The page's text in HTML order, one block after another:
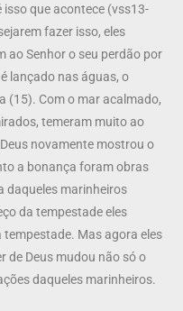
isso que acontece (vss13-
fazer isso, eles
ao Senhor o seu perdão por
lançado nas águas, o
(15). Com o mar acalmado,
temeram muito ao
novamente mostrou o
a bonança foram obras
daqueles marinheiros
da tempestade eles
tempestade. Mas agora eles
de Deus mudou não só o
daqueles marinheiros.